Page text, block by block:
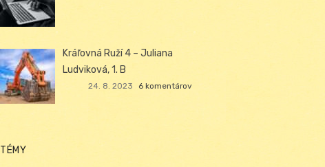
Kráľovná Ruží 4 – Juliana
Ludviková, 1. B
24. 8. 2023 6 komentárov
TÉMY